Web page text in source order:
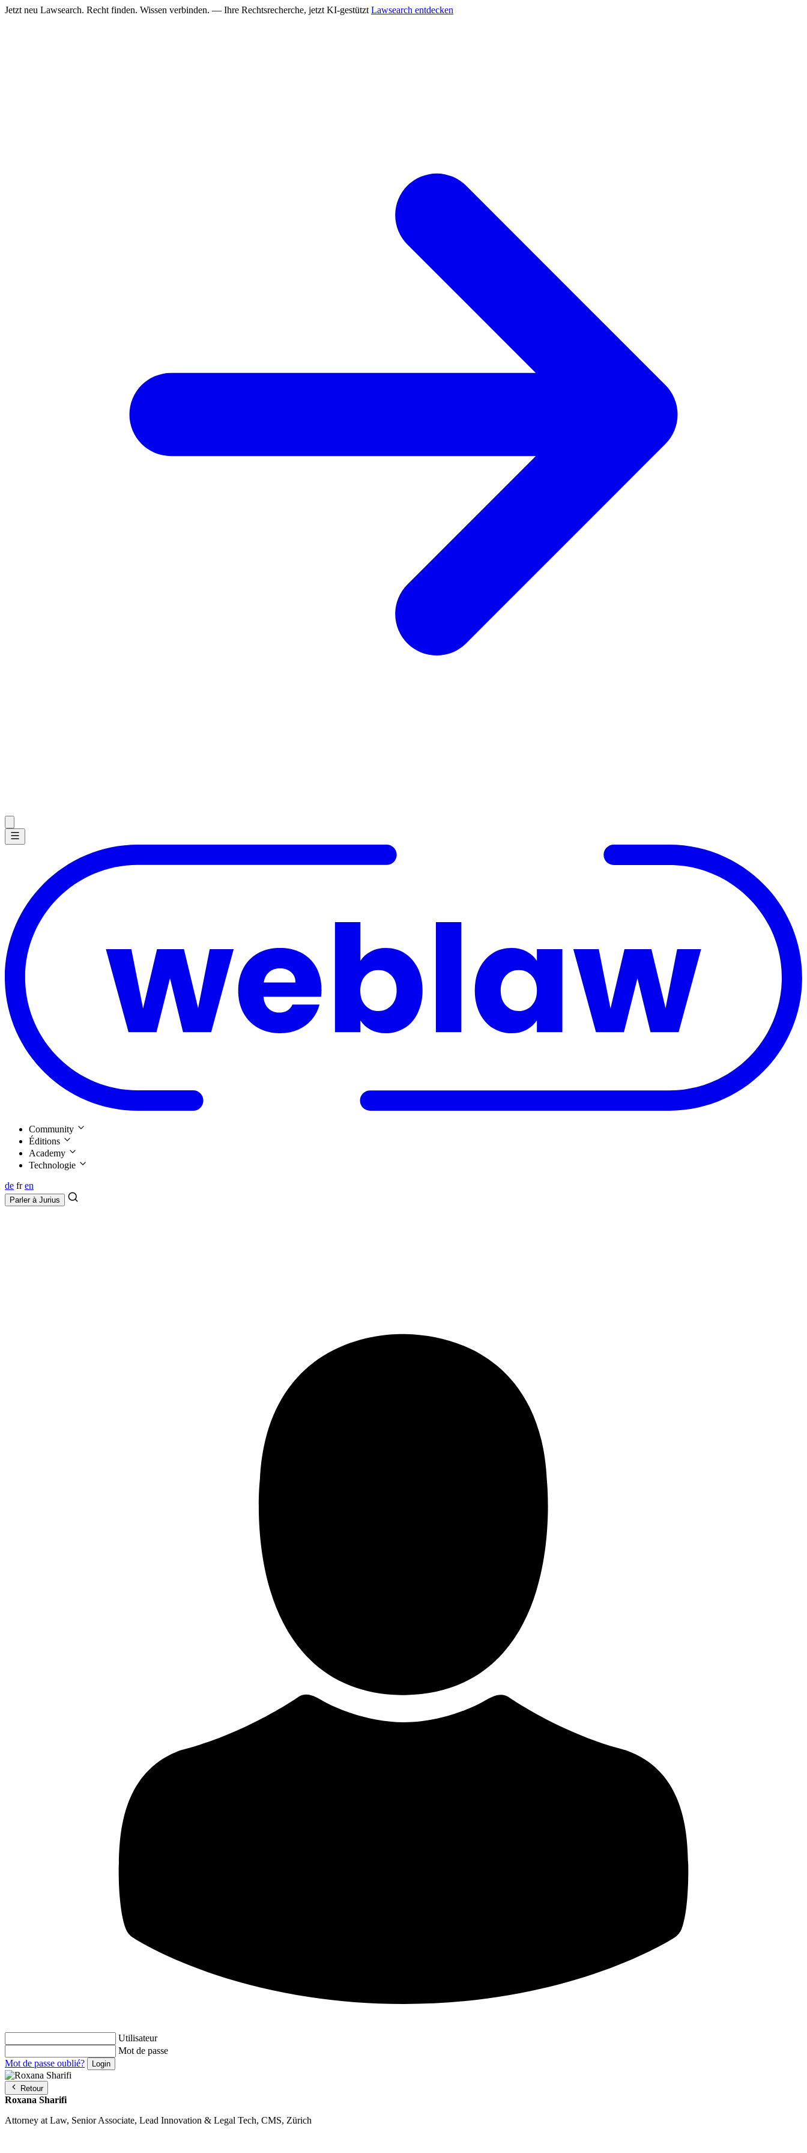
Jetzt neu Lawsearch. Recht finden. Wissen verbinden. — Ihre Rechtsrecherche, jetzt KI-gestützt Lawsearch entdecken
Community
Éditions
Academy
Technologie
de fr en
Parler à Jurius
Utilisateur
Mot de passe
Mot de passe oublié?
Retour
Roxana Sharifi
Attorney at Law, Senior Associate, Lead Innovation & Legal Tech, CMS, Zürich